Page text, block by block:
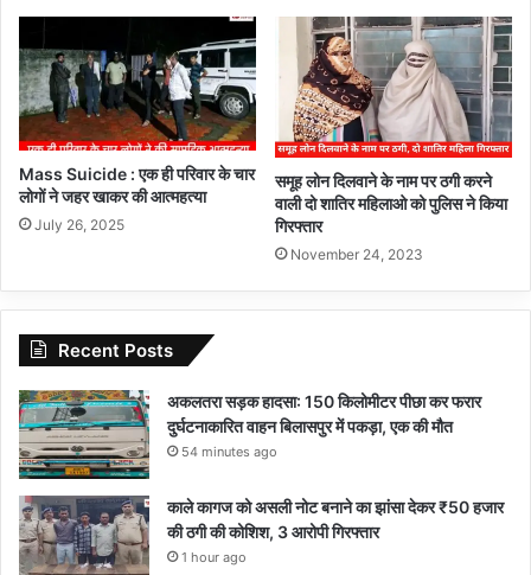
Mass Suicide : एक ही परिवार के चार
लोगों ने जहर खाकर की आत्महत्या
July 26, 2025
समूह लोन दिलवाने के नाम पर ठगी करने
वाली दो शातिर महिलाओ को पुलिस ने किया
गिरफ्तार
November 24, 2023
Recent Posts
अकलतरा सड़क हादसा: 150 किलोमीटर पीछा कर फरार
दुर्घटनाकारित वाहन बिलासपुर में पकड़ा, एक की मौत
54 minutes ago
काले कागज को असली नोट बनाने का झांसा देकर ₹50 हजार
की ठगी की कोशिश, 3 आरोपी गिरफ्तार
1 hour ago